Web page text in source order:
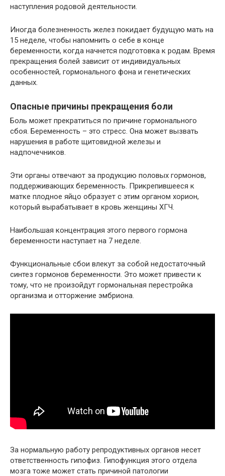
наступления родовой деятельности.
Иногда болезненность желез покидает будущую мать на
15 неделе, чтобы напомнить о себе в конце
беременности, когда начнется подготовка к родам. Время
прекращения болей зависит от индивидуальных
особенностей, гормонального фона и генетических
данных.
Опасные причины прекращения боли
Боль может прекратиться по причине гормонального
сбоя. Беременность – это стресс. Она может вызвать
нарушения в работе щитовидной железы и
надпочечников.
Эти органы отвечают за продукцию половых гормонов,
поддерживающих беременность. Прикрепившееся к
матке плодное яйцо образует с этим органом хорион,
который вырабатывает в кровь женщины ХГЧ.
Наибольшая концентрация этого первого гормона
беременности наступает на 7 неделе.
Функциональные сбои влекут за собой недостаточный
синтез гормонов беременности. Это может привести к
тому, что не произойдут гормональная перестройка
организма и отторжение эмбриона.
За нормальную работу репродуктивных органов несет
ответственность гипофиз. Гипофункция этого отдела
мозга тоже может стать причиной патологии